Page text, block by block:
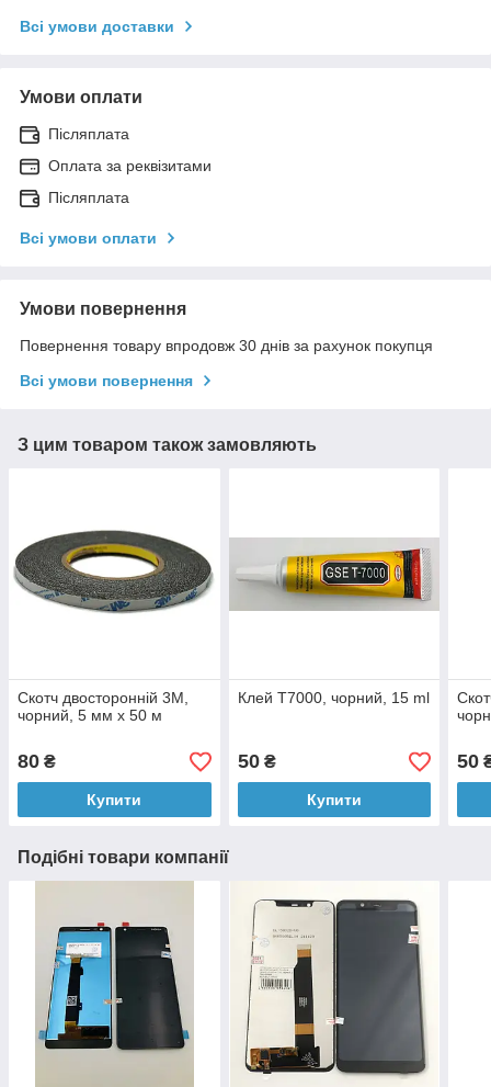
Всі умови доставки
Умови оплати
Післяплата
Оплата за реквізитами
Післяплата
Всі умови оплати
Умови повернення
Повернення товару впродовж 30 днів за рахунок покупця
Всі умови повернення
З цим товаром також замовляють
Скотч двосторонній 3M,
чорний, 5 мм x 50 м
80 ₴
Купити
Клей T7000, чорний, 15 ml
50₴
Купити
50
Подібні товари компанії